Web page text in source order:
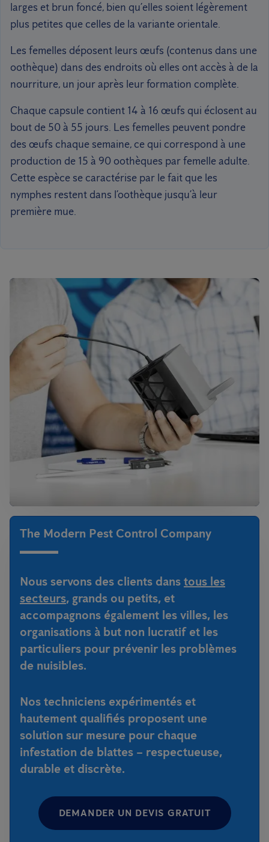
larges et brun foncé, bien qu’elles soient légèrement
plus petites que celles de la variante orientale.
Les femelles déposent leurs œufs (contenus dans une
oothèque) dans des endroits où elles ont accès à de la
nourriture, un jour après leur formation complète.
Chaque capsule contient 14 à 16 œufs qui éclosent au
bout de 50 à 55 jours. Les femelles peuvent pondre
des œufs chaque semaine, ce qui correspond à une
production de 15 à 90 oothèques par femelle adulte.
Cette espèce se caractérise par le fait que les
nymphes restent dans l’oothèque jusqu’à leur
première mue.
The Modern Pest Control Company
Nous servons des clients dans tous les
secteurs, grands ou petits, et
accompagnons également les villes, les
organisations à but non lucratif et les
particuliers pour prévenir les problèmes
de nuisibles.
Nos techniciens expérimentés et
hautement qualifiés proposent une
solution sur mesure pour chaque
infestation de blattes – respectueuse,
durable et discrète.
DEMANDER UN DEVIS GRATUIT